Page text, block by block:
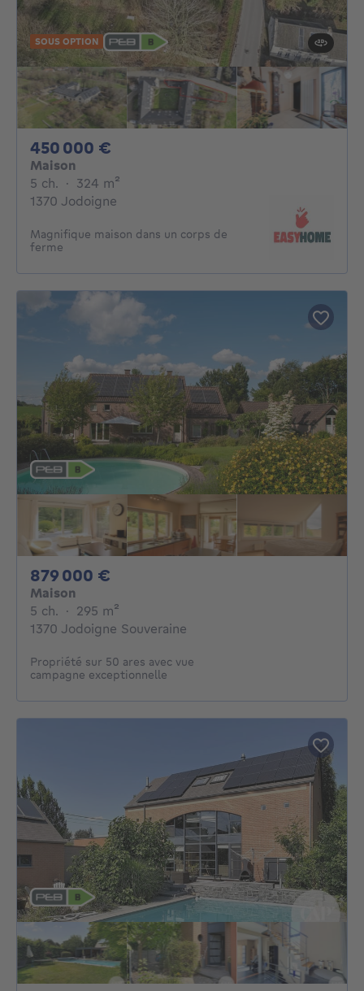
SOUS OPTION
450 000 €
Maison
5 ch. 5 chambres
· 324 m²
1370 Jodoigne
Magnifique maison dans un corps de
ferme
879 000 €
Maison
5 ch. 5 chambres
· 295 m²
1370 Jodoigne Souveraine
Propriété sur 50 ares avec vue
campagne exceptionnelle